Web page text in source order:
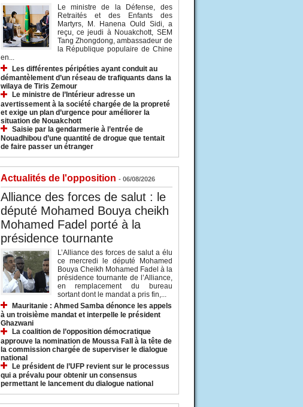
Le ministre de la Défense, des
Retraités et des Enfants des
Martyrs, M. Hanena Ould Sidi, a
reçu, ce jeudi à Nouakchott, SEM
Tang Zhongdong, ambassadeur de
la République populaire de Chine
en...
Les différentes péripéties ayant conduit au
démantèlement d’un réseau de trafiquants dans la
wilaya de Tiris Zemour
Le ministre de l’Intérieur adresse un
avertissement à la société chargée de la propreté
et exige un plan d’urgence pour améliorer la
situation de Nouakchott
Saisie par la gendarmerie à l’entrée de
Nouadhibou d’une quantité de drogue que tentait
de faire passer un étranger
Actualités de l'opposition - 06/08/2026
Alliance des forces de salut : le
député Mohamed Bouya cheikh
Mohamed Fadel porté à la
présidence tournante
L’Alliance des forces de salut a élu
ce mercredi le député Mohamed
Bouya Cheikh Mohamed Fadel à la
présidence tournante de l’Alliance,
en remplacement du bureau
sortant dont le mandat a pris fin,...
Mauritanie : Ahmed Samba dénonce les appels
à un troisième mandat et interpelle le président
Ghazwani
La coalition de l’opposition démocratique
approuve la nomination de Moussa Fall à la tête de
la commission chargée de superviser le dialogue
national
Le président de l’UFP revient sur le processus
qui a prévalu pour obtenir un consensus
permettant le lancement du dialogue national